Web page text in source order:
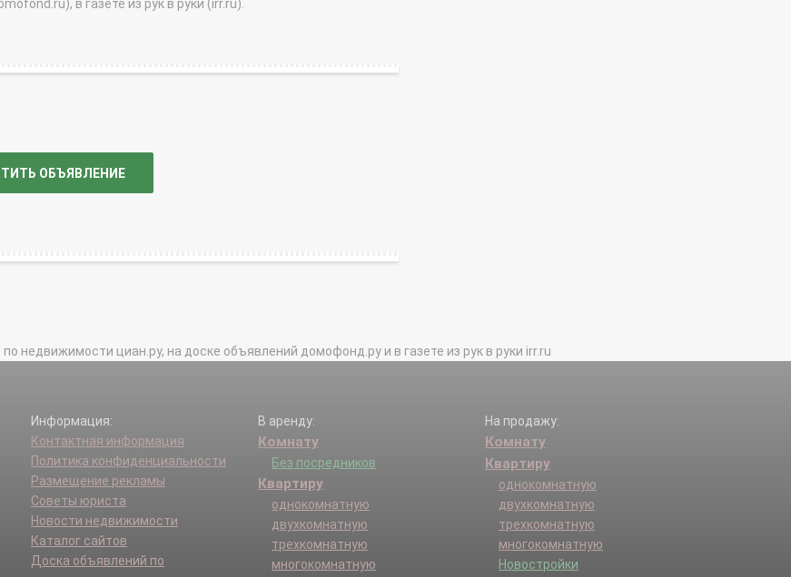
в газете из рук в руки (irr.ru).
ОБЪЯВЛЕНИЕ
недвижимости циан.ру, на доске объявлений домофонд.ру и в газете из рук в руки irr.ru
Информация:
Контактная информация
Политика конфиденциальности
Размещение рекламы
Советы юриста
Новости недвижимости
Каталог сайтов
Доска объявлений по
В аренду:
Комнату
Без посредников
Квартиру
однокомнатную
двухкомнатную
трехкомнатную
многокомнатную
На продажу:
Комнату
Квартиру
однокомнатную
двухкомнатную
трехкомнатную
многокомнатную
Новостройки